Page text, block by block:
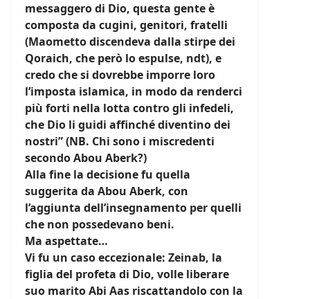
messaggero di Dio, questa gente è
composta da cugini, genitori, fratelli
(Maometto discendeva dalla stirpe dei
Qoraich, che però lo espulse, ndt), e
credo che si dovrebbe imporre loro
l’imposta islamica, in modo da renderci
più forti nella lotta contro gli infedeli,
che Dio li guidi affinché diventino dei
nostri” (NB. Chi sono i miscredenti
secondo Abou Aberk?)
Alla fine la decisione fu quella
suggerita da Abou Aberk, con
l’aggiunta dell’insegnamento per quelli
che non possedevano beni.
Ma aspettate…
Vi fu un caso eccezionale: Zeinab, la
figlia del profeta di Dio, volle liberare
suo marito Abi Aas riscattandolo con la